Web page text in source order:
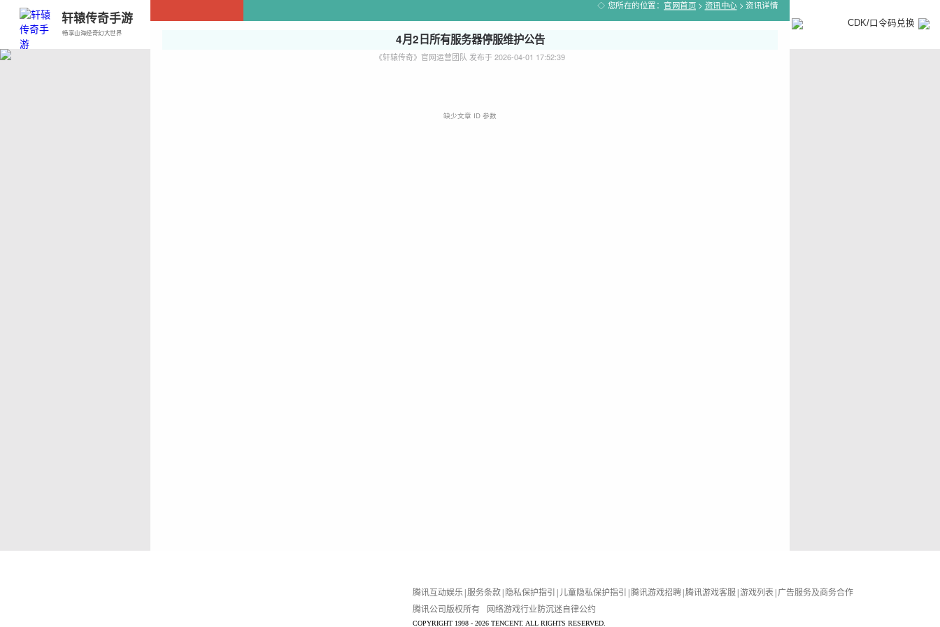
轩辕传奇手游
畅享山海经奇幻大世界
官网首页 游戏公告 福利专区 游戏攻略 山海志 CDK/口令码兑换
您所在的位置： 官网首页> 资讯中心 > 资讯详情
4月2日所有服务器停服维护公告
《轩辕传奇》官网运营团队 发布于 2026-04-01 17:52:39
缺少文章 ID 参数
腾讯互动娱乐 服务条款 隐私保护指引 儿童隐私保护指引 腾讯游戏招聘 腾讯游戏客服 游戏列表 广告服务及商务合作
腾讯公司版权所有
网络游戏行业防沉迷自律公约
COPYRIGHT 1998 - 2026 TENCENT. ALL RIGHTS RESERVED.